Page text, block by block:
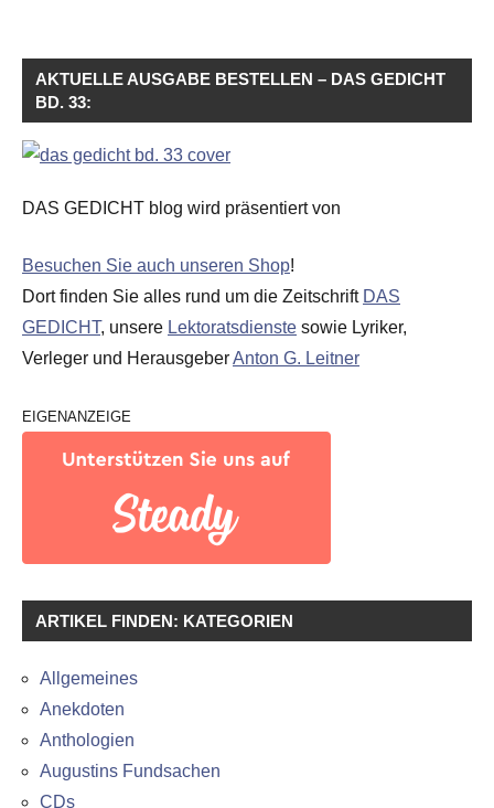
AKTUELLE AUSGABE BESTELLEN – DAS GEDICHT
BD. 33:
DAS GEDICHT blog wird präsentiert von
Besuchen Sie auch unseren Shop!
Dort finden Sie alles rund um die Zeitschrift DAS
GEDICHT, unsere Lektoratsdienste sowie Lyriker,
Verleger und HerausgeberAnton G. Leitner
EIGENANZEIGE
ARTIKEL FINDEN: KATEGORIEN
Allgemeines
Anekdoten
Anthologien
Augustins Fundsachen
CDs